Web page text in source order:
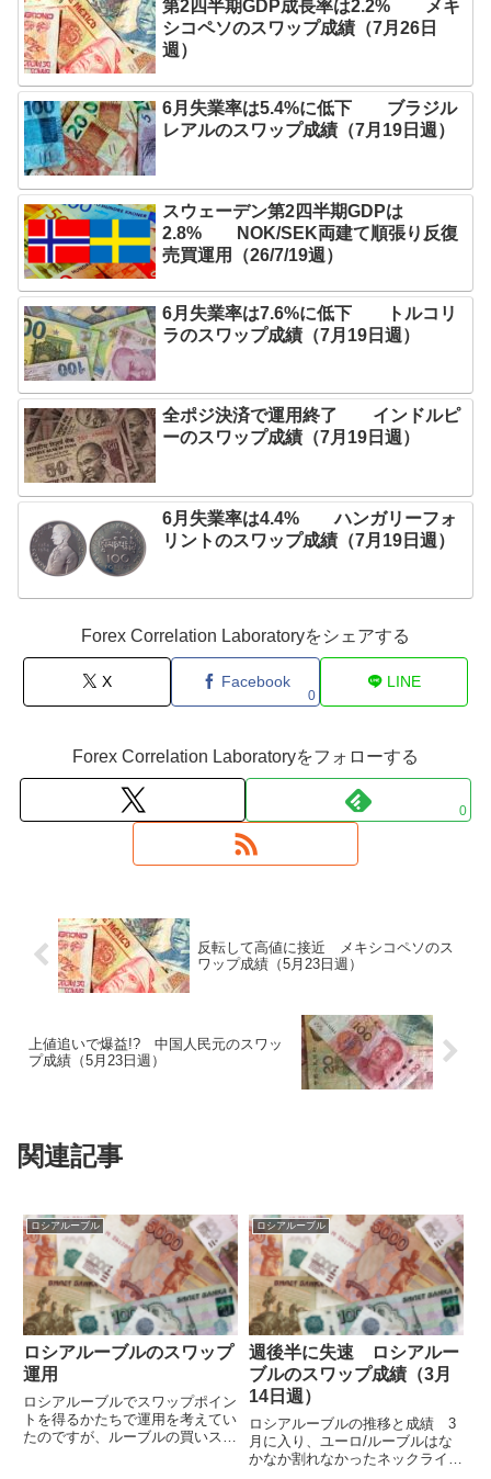
第2四半期GDP成長率は2.2% メキ
シコペソのスワップ成績（7月26日
週）
6月失業率は5.4%に低下 ブラジル
レアルのスワップ成績（7月19日週）
スウェーデン第2四半期GDPは
2.8% NOK/SEK両建て順張り反復
売買運用（26/7/19週）
6月失業率は7.6%に低下 トルコリ
ラのスワップ成績（7月19日週）
全ポジ決済で運用終了 インドルピ
ーのスワップ成績（7月19日週）
6月失業率は4.4% ハンガリーフォ
リントのスワップ成績（7月19日週）
Forex Correlation Laboratoryをシェアする
X Facebook
0
LINE
Forex Correlation Laboratoryをフォローする
0
反転して高値に接近 メキシコペソのス
ワップ成績（5月23日週）
上値追いで爆益!? 中国人民元のスワッ
プ成績（5月23日週）
関連記事
ロシアルーブル
ロシアルーブルのスワップ
運用
ロシアルーブルでスワップポイン
トを得るかたちで運用を考えてい
たのですが、ルーブルの買いスワ
ロシアルーブル
週後半に失速 ロシアルー
ブルのスワップ成績（3月
14日週）
ロシアルーブルの推移と成績 3
月に入り、ユーロ/ルーブルはな
かなか割れなかったネックライン